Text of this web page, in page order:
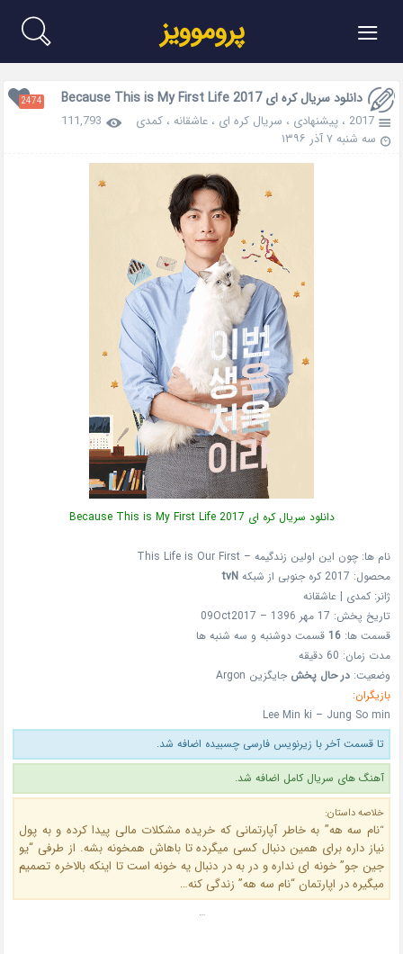
≡ پروموویز
دانلود سریال کره ای Because This is My First Life 2017 2474
2017 ،پیشنهادی ، سریال کره ای ،عاشقانه ،کمدی
111,793
سه شنبه ۷ آذر ۱۳۹۶
دانلود سریال کره ای Because This is My First Life 2017
نام ها: چون این اولین زندگیمه – This Life is Our First
محصول: 2017 کره جنوبی از شبکه
tvN
ژانر: کمدی | عاشقانه
تاریخ پخش: 17 مهر 1396 – 09Oct2017
قسمت ها:16 قسمت دوشنبه و سه شنبه ها
مدت زمان: 60 دقیقه
وضعیت:در حال پخش جایگزین Argon
بازیگران:
Lee Min ki – Jung So min
تا قسمت آخر با زیرنویس فارسی چسبیده اضافه شد.
آهنگ های سریال کامل اضافه شد.
خلاصه داستان:
“نام سه هه” به خاطر آپارتمانی که خریده مشکلات مالی پیدا کرده و به پول
نیاز داره برای همین دنبال کسی میگرده تا باهاش همخونه بشه. از طرفی “یو
جین جو” خونه ای نداره و در به در دنبال یه خونه است تا اینکه بالاخره تصمیم
میگیره در اپارتمان “نام سه هه” زندگی کنه…
…